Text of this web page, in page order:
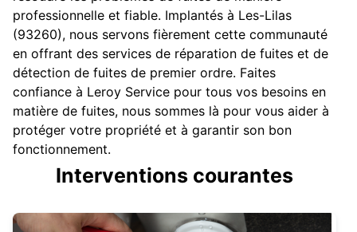
professionnelle et fiable. Implantés à Les-Lilas
(93260), nous servons fièrement cette communauté
en offrant des services de réparation de fuites et de
détection de fuites de premier ordre. Faites
confiance à Leroy Service pour tous vos besoins en
matière de fuites, nous sommes là pour vous aider à
protéger votre propriété et à garantir son bon
fonctionnement.
Interventions courantes